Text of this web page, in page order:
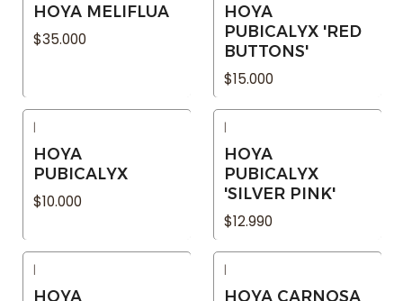
HOYA MELIFLUA
$35.000
HOYA
PUBICALYX 'RED
BUTTONS'
$15.000
|
HOYA
PUBICALYX
$10.000
|
HOYA
PUBICALYX
'SILVER PINK'
$12.990
|
HOYA
|
HOYA CARNOSA